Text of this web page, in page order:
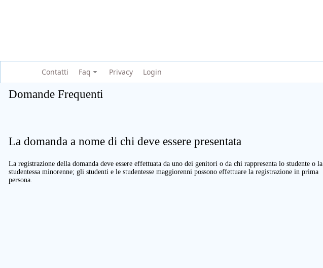
Contatti Faq Privacy Login
Domande Frequenti
La domanda a nome di chi deve essere presentata
La registrazione della domanda deve essere effettuata da uno dei genitori o da chi rappresenta lo studente o la
studentessa minorenne; gli studenti e le studentesse maggiorenni possono effettuare la registrazione in prima
persona.